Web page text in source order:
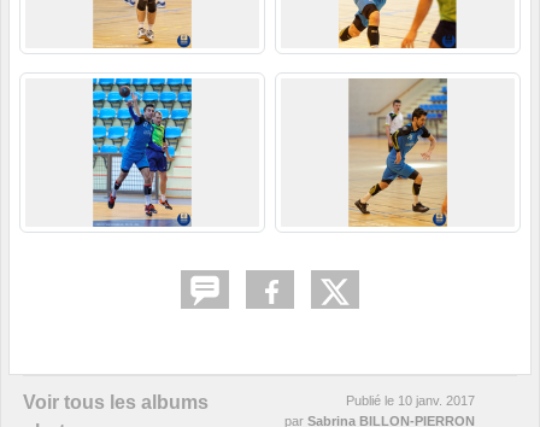
Voir tous les albums
Publié le 10 janv. 2017
par Sabrina BILLON-PIERRON